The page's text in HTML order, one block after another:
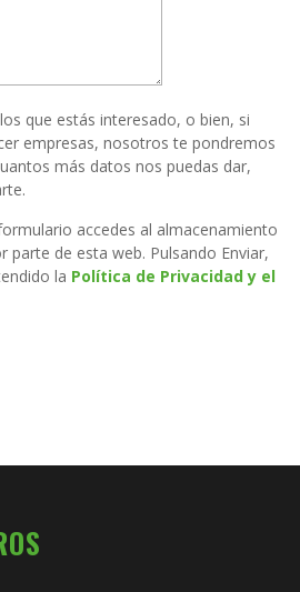
que estás interesado, o bien, si
empresas, nosotros te pondremos
más datos nos puedas dar,
accedes al almacenamiento
parte de esta web. Pulsando Enviar,
la Política de Privacidad y el